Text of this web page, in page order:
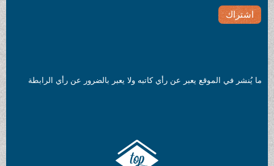
ما يُنشر في الموقع يعبر عن رأي كاتبه ولا يعبر بالضرور عن رأي الرابطة